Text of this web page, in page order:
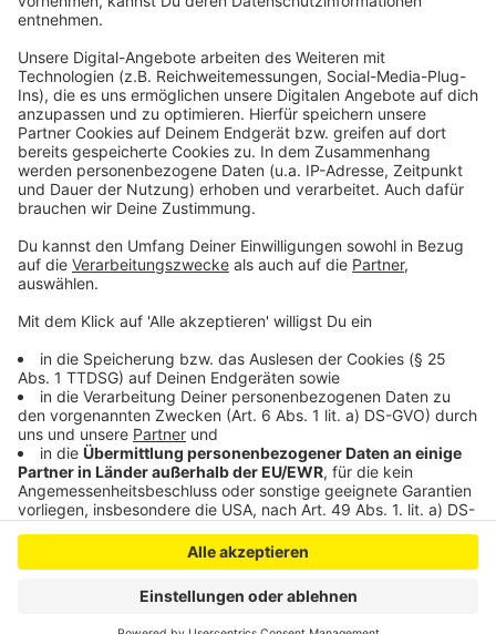
Anzeige
Figur: schlank
Anzeige
©Fahndungsportal der Polizei NRW
Anzeige
Anzeige